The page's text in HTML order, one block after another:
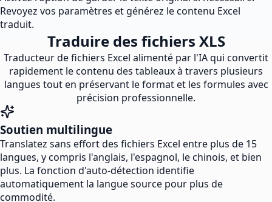
Revoyez vos paramètres et générez le contenu Excel
traduit.
Traduire des fichiers XLS
Traducteur de fichiers Excel alimenté par l'IA qui convertit
rapidement le contenu des tableaux à travers plusieurs
langues tout en préservant le format et les formules avec
précision professionnelle.
Soutien multilingue
Translatez sans effort des fichiers Excel entre plus de 15
langues, y compris l'anglais, l'espagnol, le chinois, et bien
plus. La fonction d'auto-détection identifie
automatiquement la langue source pour plus de
commodité.